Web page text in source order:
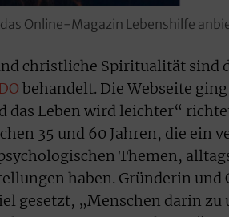
Online-Magazin Lebenshilfe
christliche Spiritualität sind
behandelt. Die Webseite
das Leben wird leichter“
35 und 60 Jahren, die ein
Themen,
haben. Gründerin und
gesetzt, „Menschen darin